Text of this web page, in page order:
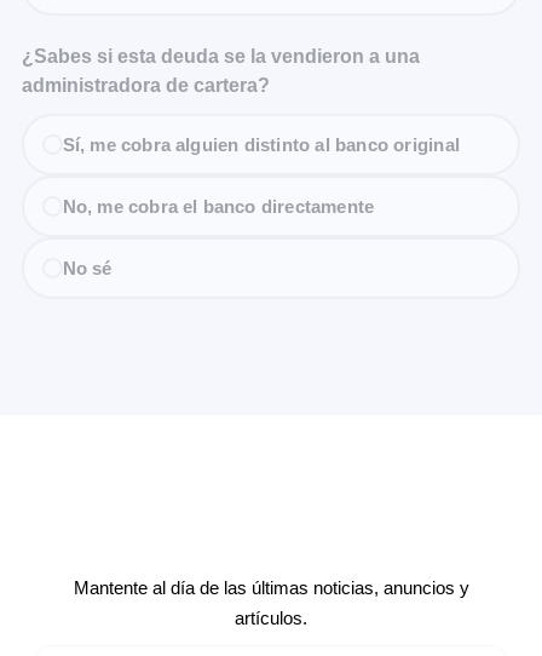
¿Sabes si esta deuda se la vendieron a una
administradora de cartera?
Sí, me cobra alguien distinto al banco original
No, me cobra el banco directamente
No sé
Mantente al día de las últimas noticias, anuncios y
artículos.